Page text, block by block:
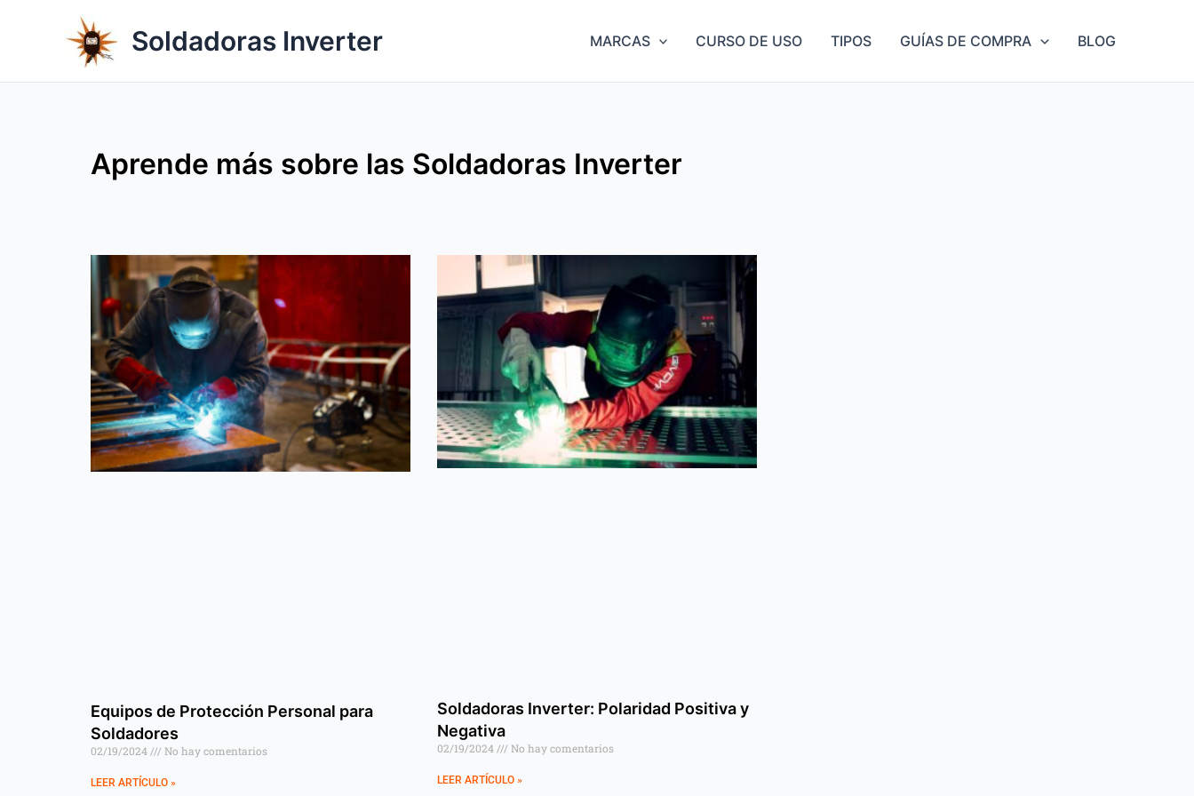
Soldadoras Inverter MARCAS CURSO DE USO TIPOS GUÍAS DE COMPRA BLOG
Aprende más sobre las Soldadoras Inverter
Equipos de Protección Personal para
Soldadores
02/19/2024 No hay comentarios
LEER ARTÍCULO »
Soldadoras Inverter: Polaridad Positiva y
Negativa
02/19/2024 No hay comentarios
LEER ARTÍCULO »